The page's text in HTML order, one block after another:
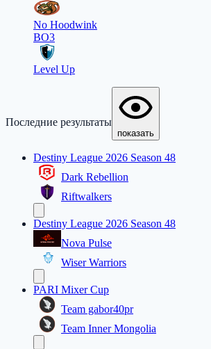
No Hoodwink
BO3
Level Up
Последние результаты
показать
Destiny League 2026 Season 48
Dark Rebellion
Riftwalkers
Destiny League 2026 Season 48
Nova Pulse
Wiser Warriors
PARI Mixer Cup
Team gabor40pr
Team Inner Mongolia